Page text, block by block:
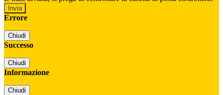
Errore
Chiudi
Successo
Chiudi
Informazione
Chiudi